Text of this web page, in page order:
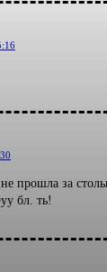
прошла за
бл. ть!